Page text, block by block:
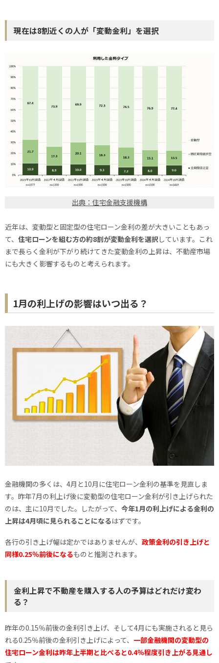
現在は8割近くの人が「変動金利」を選択
出典：住宅金融支援機構
近年は、変動型と固定型の住宅ローン金利の差が大きいこともあっ
て、 住宅ローンを組む方の約8割が変動金利を選択しています。これ
まで長らく金利が下がり続けてきた変動金利の上昇は、不動産市場
にも大きく影響するものと考えられます。
1月の利上げの影響はいつ出る？
金融機関の多くは、4月と10月に住宅ローン金利の基準を見直しま
す。昨年7月の利上げ後に変動型の住宅ローン金利が引き上げられた
のは、主に10月でした。したがって、 今年1月の利上げによる金利の
上昇は4月頃に見られることになるはずです。
各行の引き上げ幅は定かではありませんが、 政策金利の引き上げと
同様0.25％前後になるものと推測されます。
金利上昇で不動産を購入する人の予算はどれだけ変わ
る？
昨年の0.15％前後の金利引き上げ、そして4月にも実施されると見ら
れる0.25％前後の金利引き上げによって、 一部金融機関の変動型の
住宅ローン金利は昨年上半期と比べると0.4％程度引き上がる見通し